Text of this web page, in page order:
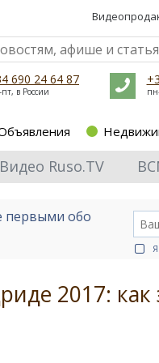
690 24 64 87
в России
Видео Ruso.TV
первыми обо
Я
2017: как